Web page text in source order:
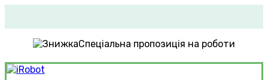
Спеціальна пропозиція на роботи